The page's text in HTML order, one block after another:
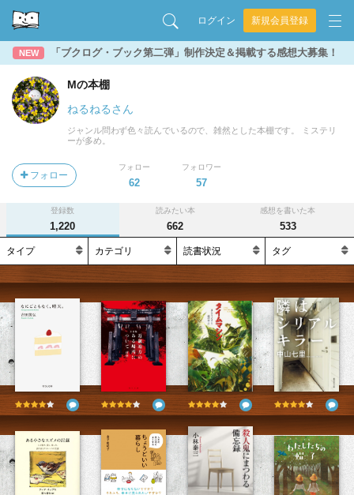
ログイン 新規会員登録
NEW 「ブクログ・ブック第二弾」制作決定＆掲載する感想大募集！
Mの本棚
ねるねるさん
ジャンル問わず色々読んでいるので、雑然とした本棚です。 ミステリ
ーが多め。
フォロー
フォロー
62
フォロワー
57
登録数
1,220
読みたい本
662
感想を書いた本
533